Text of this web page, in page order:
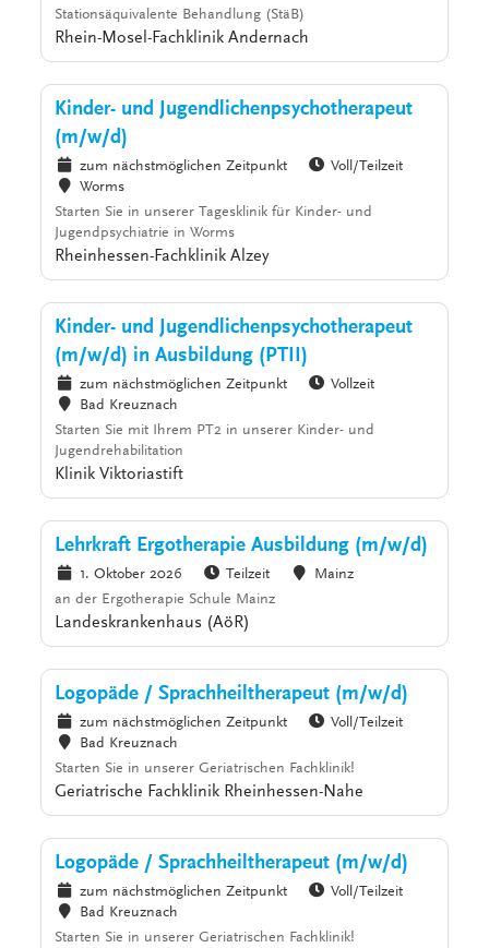
Stationsäquivalente Behandlung (StäB)
Rhein-Mosel-Fachklinik Andernach
Kinder- und Jugendlichenpsychotherapeut
(m/w/d)
zum nächstmöglichen Zeitpunkt
Voll/Teilzeit
Worms
Starten Sie in unserer Tagesklinik für Kinder- und
Jugendpsychiatrie in Worms
Rheinhessen-Fachklinik Alzey
Kinder- und Jugendlichenpsychotherapeut
(m/w/d) in Ausbildung (PTII)
zum nächstmöglichen Zeitpunkt
Vollzeit
Bad Kreuznach
Starten Sie mit Ihrem PT2 in unserer Kinder- und
Jugendrehabilitation
Klinik Viktoriastift
Lehrkraft Ergotherapie Ausbildung (m/w/d)
1. Oktober 2026 Teilzeit
Mainz
an der Ergotherapie Schule Mainz
Landeskrankenhaus (AöR)
Logopäde / Sprachheiltherapeut (m/w/d)
zum nächstmöglichen Zeitpunkt
Voll/Teilzeit
Bad Kreuznach
Starten Sie in unserer Geriatrischen Fachklinik!
Geriatrische Fachklinik Rheinhessen-Nahe
Logopäde / Sprachheiltherapeut (m/w/d)
zum nächstmöglichen Zeitpunkt
Voll/Teilzeit
Bad Kreuznach
Starten Sie in unserer Geriatrischen Fachklinik!